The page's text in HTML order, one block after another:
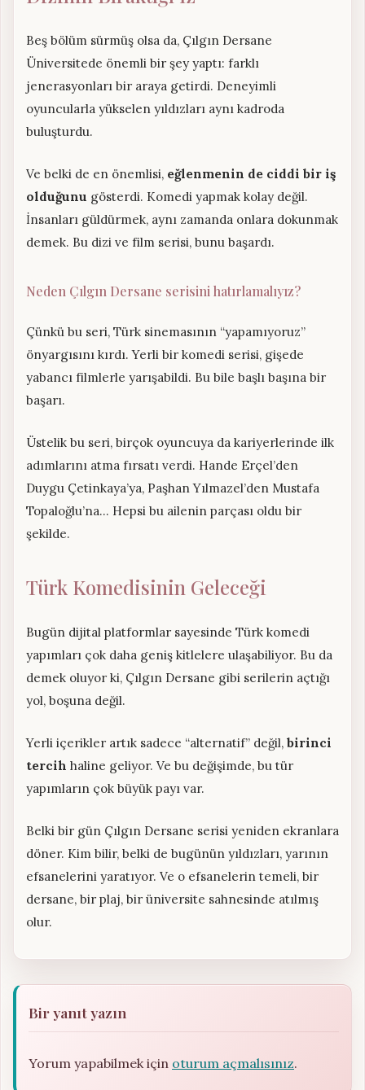
Beş bölüm sürmüş olsa da, Çılgın Dersane
Üniversitede önemli bir şey yaptı: farklı
jenerasyonları bir araya getirdi. Deneyimli
oyuncularla yükselen yıldızları aynı kadroda
buluşturdu.
Ve belki de en önemlisi, eğlenmenin de ciddi bir iş
olduğunu gösterdi. Komedi yapmak kolay değil.
İnsanları güldürmek, aynı zamanda onlara dokunmak
demek. Bu dizi ve film serisi, bunu başardı.
Neden Çılgın Dersane serisini hatırlamalıyız?
Çünkü bu seri, Türk sinemasının “yapamıyoruz”
önyargısını kırdı. Yerli bir komedi serisi, gişede
yabancı filmlerle yarışabildi. Bu bile başlı başına bir
başarı.
Üstelik bu seri, birçok oyuncuya da kariyerlerinde ilk
adımlarını atma fırsatı verdi. Hande Erçel’den
Duygu Çetinkaya’ya, Paşhan Yılmazel’den Mustafa
Topaloğlu’na… Hepsi bu ailenin parçası oldu bir
şekilde.
Türk Komedisinin Geleceği
Bugün dijital platformlar sayesinde Türk komedi
yapımları çok daha geniş kitlelere ulaşabiliyor. Bu da
demek oluyor ki, Çılgın Dersane gibi serilerin açtığı
yol, boşuna değil.
Yerli içerikler artık sadece “alternatif” değil, birinci
tercih haline geliyor. Ve bu değişimde, bu tür
yapımların çok büyük payı var.
Belki bir gün Çılgın Dersane serisi yeniden ekranlara
döner. Kim bilir, belki de bugünün yıldızları, yarının
efsanelerini yaratıyor. Ve o efsanelerin temeli, bir
dersane, bir plaj, bir üniversite sahnesinde atılmış
olur.
Bir yanıt yazın
Yorum yapabilmek için oturum açmalısınız.